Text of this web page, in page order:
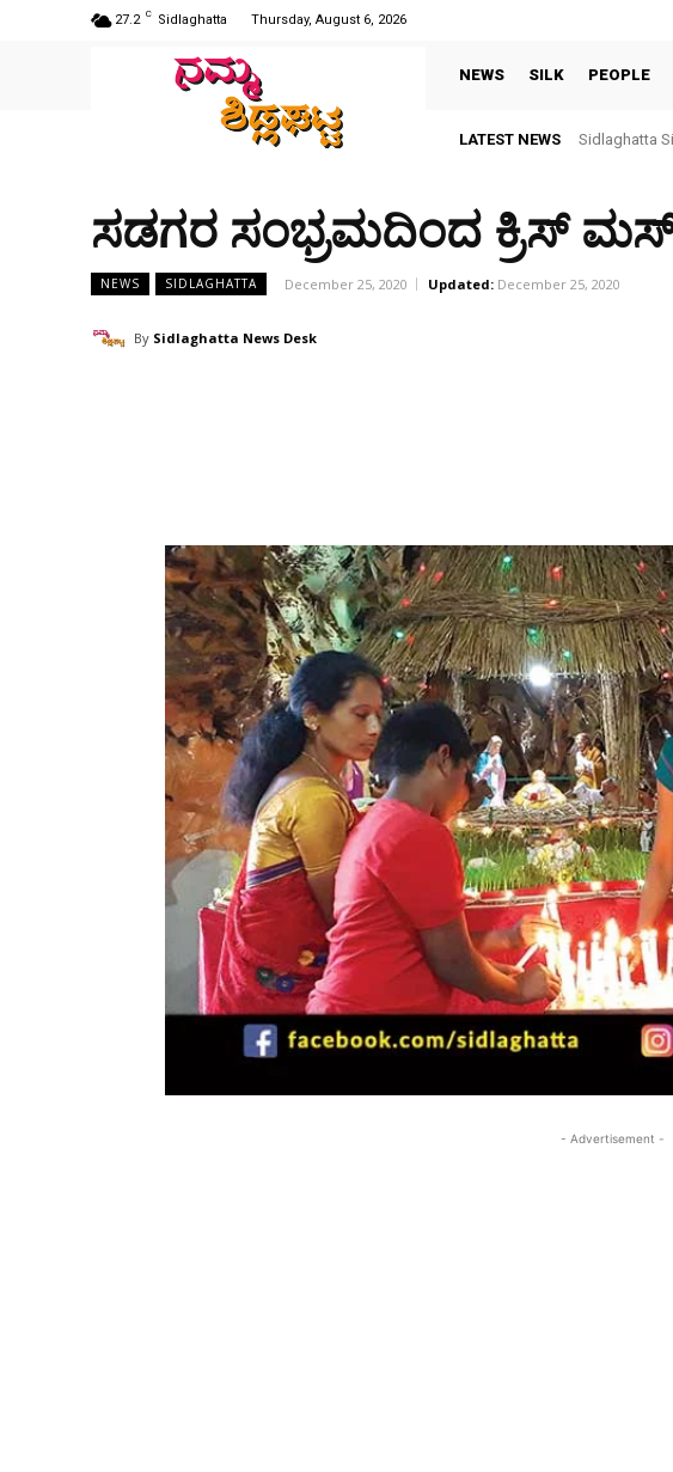
27.2 C Sidlaghatta Thursday, August 6, 2026
NEWS SILK PEOPLE
LATEST NEWS BNR
ಸಡಗರ ಸಂಭ್ರಮದಿಂದ ಕ್ರಿಸ್
NEWS SIDLAGHATTA December 25, 2020 Updated: December 25, 2020
By Sidlaghatta News Desk
- Advertisement -